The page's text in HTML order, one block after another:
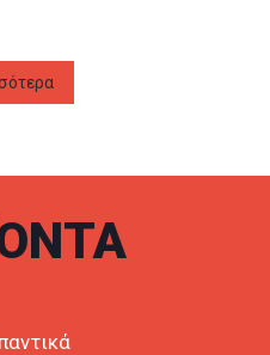
Castrol Point.